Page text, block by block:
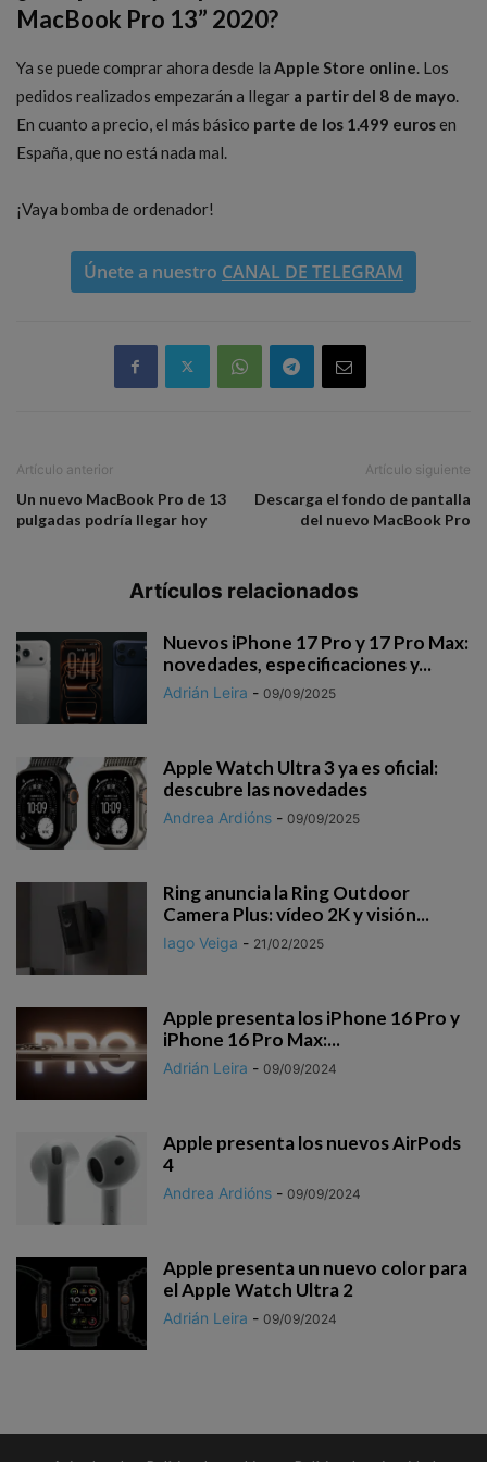
MacBook Pro 13” 2020?
Ya se puede comprar ahora desde la Apple Store online . Los
pedidos realizados empezarán a llegar a partir del 8 de mayo
En cuanto a precio, el más básico parte de los 1.499 eurosen
España, que no está nada mal.
¡Vaya bomba de ordenador!
Únete a nuestro CANAL DE TELEGRAM
Artículo anterior
Un nuevo MacBook Pro de 13
pulgadas podría llegar hoy
Artículo siguiente
Descarga el fondo de pantalla
del nuevo MacBook Pro
Artículos relacionados
Nuevos iPhone 17 Pro y 17 Pro Max:
novedades, especificaciones y...
Adrián Leira - 09/09/2025
Apple Watch Ultra 3 ya es oficial:
descubre las novedades
Andrea Ardións - 09/09/2025
Ring anuncia la Ring Outdoor
Camera Plus: vídeo 2K y visión...
Iago Veiga - 21/02/2025
Apple presenta los iPhone 16 Pro y
iPhone 16 Pro Max:...
Adrián Leira - 09/09/2024
Apple presenta los nuevos AirPods
4
Andrea Ardións - 09/09/2024
Apple presenta un nuevo color para
el Apple Watch Ultra 2
Adrián Leira - 09/09/2024